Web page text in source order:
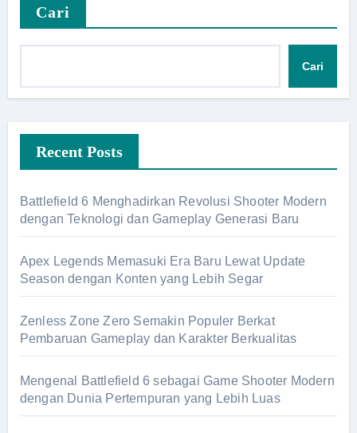
Cari
Cari
Recent Posts
Battlefield 6 Menghadirkan Revolusi Shooter Modern
dengan Teknologi dan Gameplay Generasi Baru
Apex Legends Memasuki Era Baru Lewat Update
Season dengan Konten yang Lebih Segar
Zenless Zone Zero Semakin Populer Berkat
Pembaruan Gameplay dan Karakter Berkualitas
Mengenal Battlefield 6 sebagai Game Shooter Modern
dengan Dunia Pertempuran yang Lebih Luas